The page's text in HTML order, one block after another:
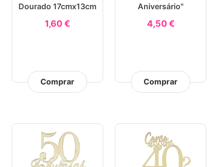
Dourado 17cmx13cm
1,60 €
Comprar
Aniversário"
4,50 €
Comprar